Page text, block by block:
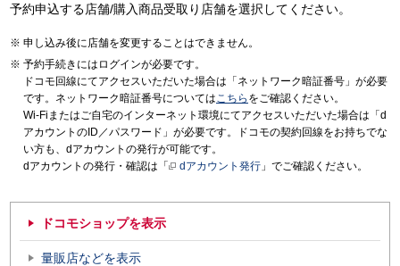
予約申込する店舗/購入商品受取り店舗を選択してください。
申し込み後に店舗を変更することはできません。
予約手続きにはログインが必要です。
ドコモ回線にてアクセスいただいた場合は「ネットワーク暗証番号」が必要
です。ネットワーク暗証番号についてはこちら をご確認ください。
Wi-Fiまたはご自宅のインターネット環境にてアクセスいただいた場合は「d
アカウントのID／パスワード」が必要です。ドコモの契約回線をお持ちでな
い方も、dアカウントの発行が可能です。
dアカウントの発行・確認は「
dアカウント発行 」でご確認ください。
ドコモショップを表示
量販店などを表示